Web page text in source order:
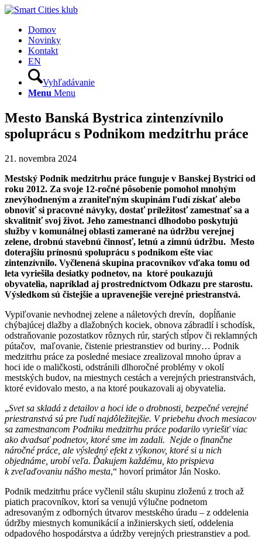
Domov
Novinky
Kontakt
EN
Vyhľadávanie
Menu Menu
Mesto Banská Bystrica zintenzívnilo
spoluprácu s Podnikom medzitrhu práce
21. novembra 2024
Mestský Podnik medzitrhu práce funguje v Banskej Bystrici od
roku 2012. Za svoje 12-ročné pôsobenie pomohol mnohým
znevýhodneným a zraniteľným skupinám ľudí získať alebo
obnoviť si pracovné návyky, dostať príležitosť zamestnať sa a
skvalitniť svoj život. Jeho zamestnanci dlhodobo poskytujú
služby v komunálnej oblasti zamerané na údržbu verejnej
zelene, drobnú stavebnú činnosť, letnú a zimnú údržbu. Mesto
doterajšiu prínosnú spoluprácu s podnikom ešte viac
zintenzívnilo. Vyčlenená skupina pracovníkov vďaka tomu od
leta vyriešila desiatky podnetov, na ktoré poukazujú
obyvatelia, napríklad aj prostredníctvom Odkazu pre starostu.
Výsledkom sú čistejšie a upravenejšie verejné priestranstvá.
Vypiľovanie nevhodnej zelene a náletových drevín, dopĺňanie
chýbajúcej dlažby a dlažobných kociek, obnova zábradlí i schodísk,
odstraňovanie pozostatkov rôznych rúr, starých stĺpov či reklamných
pútačov, maľovanie, čistenie priestranstiev od buriny… Podnik
medzitrhu práce za posledné mesiace zrealizoval mnoho úprav a
hoci ide o maličkosti, odstránili dlhoročné problémy v okolí
mestských budov, na miestnych cestách a verejných priestranstvách,
ktoré evidovalo mesto, a na ktoré poukazovali aj obyvatelia.
„Svet sa skladá z detailov a hoci ide o drobnosti, bezpečné verejné
priestranstvá sú pre ľudí najdôležitejšie. V priebehu dvoch mesiacov
sa zamestnancom Podniku medzitrhu práce podarilo vyriešiť viac
ako dvadsať podnetov, ktoré sme im zadali. Nejde o finančne
náročné práce, ale výsledný efekt z výkonov, ktoré si u nich
objednáme, urobí veľa. Ďakujem každému, kto prispieva
k zveľaďovaniu nášho mesta,“ hovorí primátor Ján Nosko.
Podnik medzitrhu práce vyčlenil stálu skupinu zloženú z troch až
piatich pracovníkov, ktorí sa venujú výlučne podnetom
adresovaným z odborných útvarov mestského úradu – z oddelenia
údržby miestnych komunikácií a inžinierskych sietí, oddelenia
odpadového hospodárstva a údržby verejných priestranstiev a pod.